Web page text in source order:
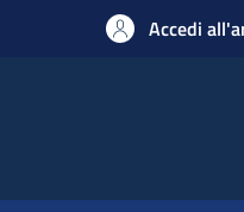
Accedi